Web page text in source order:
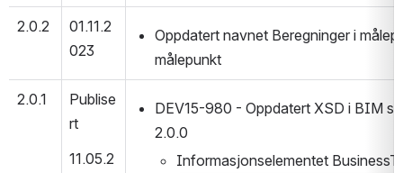
2.0.2
01.11.2
023
Oppdatert navnet Beregninger i
målepunkt
2.0.1
Publise
rt
11.05.2
DEV15-980 - Oppdatert XSD i BIM
2.0.0
Informasjonselementet